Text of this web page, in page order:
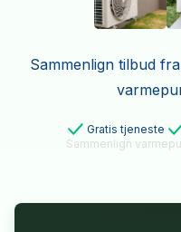
Sammenlign tilbud
Gratis tjeneste
Sammenlign